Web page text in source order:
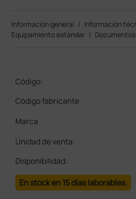
Información general | Información
Equipamiento estándar |
Código:
Código fabricante
Marca
Unidad de venta:
Disponibilidad:
En stock en 15 días laborables.